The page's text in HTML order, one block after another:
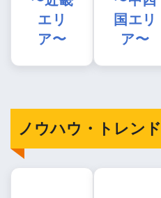
エリ
ア〜
国エリ
ア〜
ノウハウ・トレンド